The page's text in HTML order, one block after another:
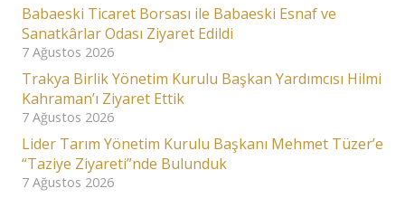
Babaeski Ticaret Borsası ile Babaeski Esnaf ve
Sanatkârlar Odası Ziyaret Edildi
7 Ağustos 2026
Trakya Birlik Yönetim Kurulu Başkan Yardımcısı Hilmi
Kahraman’ı Ziyaret Ettik
7 Ağustos 2026
Lider Tarım Yönetim Kurulu Başkanı Mehmet Tüzer’e
“Taziye Ziyareti”nde Bulunduk
7 Ağustos 2026